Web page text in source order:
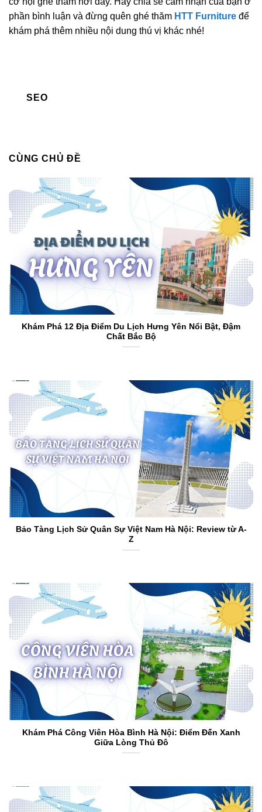
phần bình luận và đừng quên ghé thăm HTT Furniture để
khám phá thêm nhiều nội dung thú vị khác nhé!
SEO
CÙNG CHỦ ĐỀ
Khám Phá 12 Địa Điểm Du Lịch Hưng Yên Nổi Bật, Đậm
Chất Bắc Bộ
Bảo Tàng Lịch Sử Quân Sự Việt Nam Hà Nội: Review từ A-
Z
Khám Phá Công Viên Hòa Bình Hà Nội: Điểm Đến Xanh
Giữa Lòng Thủ Đô